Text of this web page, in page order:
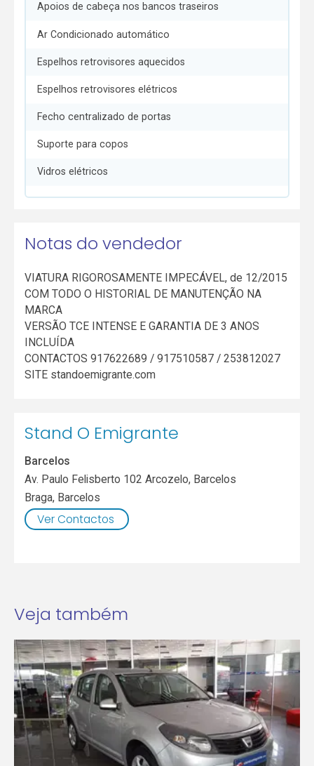
Apoios de cabeça nos bancos traseiros
Ar Condicionado automático
Espelhos retrovisores aquecidos
Espelhos retrovisores elétricos
Fecho centralizado de portas
Suporte para copos
Vidros elétricos
Notas do vendedor
VIATURA RIGOROSAMENTE IMPECÁVEL, de 12/2015
COM TODO O HISTORIAL DE MANUTENÇÃO NA
MARCA
VERSÃO TCE INTENSE E GARANTIA DE 3 ANOS
INCLUÍDA
CONTACTOS 917622689 / 917510587 / 253812027
SITE standoemigrante.com
Stand O Emigrante
Barcelos
Av. Paulo Felisberto 102 Arcozelo, Barcelos
Braga, Barcelos
Ver Contactos
Veja também